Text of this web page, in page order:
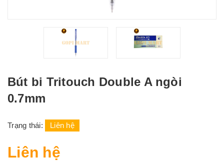
Bút bi Tritouch Double A ngòi
0.7mm
Trạng thái: Liên hệ
Liên hệ